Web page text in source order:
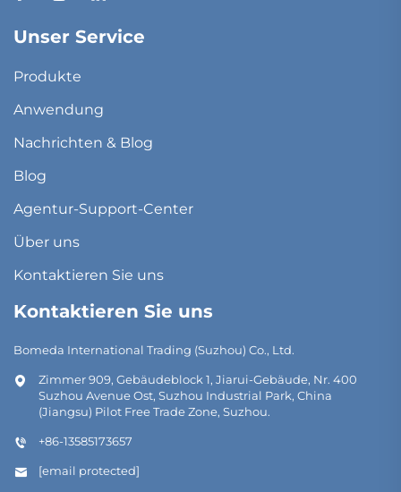
Unser Service
Produkte
Anwendung
Nachrichten & Blog
Blog
Agentur-Support-Center
Über uns
Kontaktieren Sie uns
Kontaktieren Sie uns
Bomeda International Trading (Suzhou) Co., Ltd.
Zimmer 909, Gebäudeblock 1, Jiarui-Gebäude, Nr. 400
Suzhou Avenue Ost, Suzhou Industrial Park, China
(Jiangsu) Pilot Free Trade Zone, Suzhou.
+86-13585173657
[email protected]